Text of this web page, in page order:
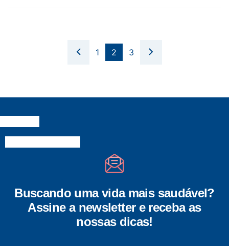
1 2 3
Buscando uma vida mais saudável?
Assine a newsletter e receba as
nossas dicas!